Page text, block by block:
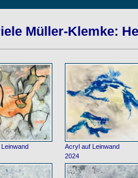
Müller-Klemke:
Acryl auf Leinwand
2024